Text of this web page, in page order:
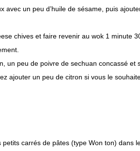
un peu d’huile de sésame, puis
chives et faire revenir au wok 1 minute
un peu de poivre de sechuan concassé et
ajouter un peu de citron si vous le
carrés de pâtes (type Won ton) dans